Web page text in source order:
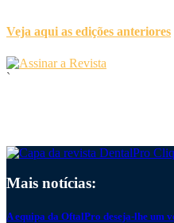
Veja aqui as edições anteriores
`
Mais notícias:
A equipa da OftalPro deseja-lhe um